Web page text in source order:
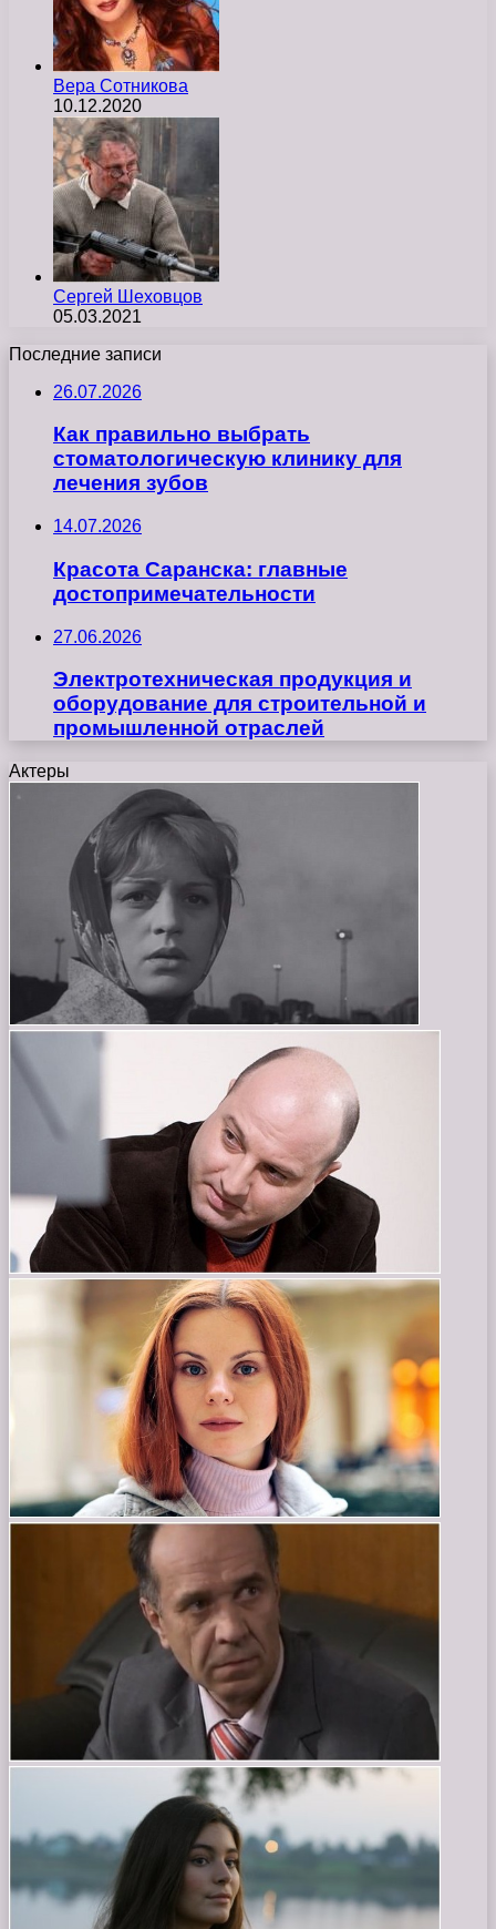
Вера Сотникова
10.12.2020
Сергей Шеховцов
05.03.2021
Последние записи
26.07.2026
Как правильно выбрать
стоматологическую клинику для
лечения зубов
14.07.2026
Красота Саранска: главные
достопримечательности
27.06.2026
Электротехническая продукция и
оборудование для строительной и
промышленной отраслей
Актеры